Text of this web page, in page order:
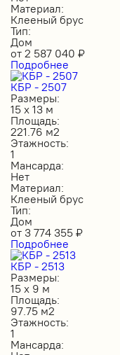
Материал:
Клееный брус
Тип:
Дом
от 2 587 040 ₽
Подробнее
КБР - 2507
Размеры:
15 х 13 м
Площадь:
221.76 м2
Этажность:
1
Мансарда:
Нет
Материал:
Клееный брус
Тип:
Дом
от 3 774 355 ₽
Подробнее
КБР - 2513
Размеры:
15 х 9 м
Площадь:
97.75 м2
Этажность:
1
Мансарда: